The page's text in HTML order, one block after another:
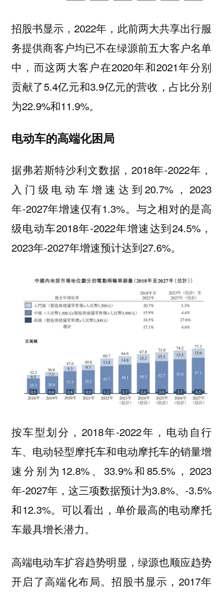
招股书显示，2022年，此前两大共享出行服
务提供商客户均已不在绿源前五大客户名单
中，而这两大客户在2020年和2021年分别
贡献了5.4亿元和3.9亿元的营收，占比分别
为22.9%和11.9%。
电动车的高端化困局
据弗若斯特沙利文数据，2018年-2022年，
入门级电动车增速达到20.7%，2023
年-2027年增速仅有1.3%。与之相对的是高
级电动车2018年-2022年增速达到24.5%，
2023年-2027年增速预计达到27.6%。
按车型划分，2018年-2022年，电动自行
车、电动轻型摩托车和电动摩托车的销量增
速分别为12.8%、33.9%和85.5%，2023
年-2027年，这三项数据预计为3.8%、-3.5%
和12.3%。可以看出，单价最高的电动摩托
车最具增长潜力。
高端电动车扩容趋势明显，绿源也顺应趋势
开启了高端化布局。招股书显示，2017年